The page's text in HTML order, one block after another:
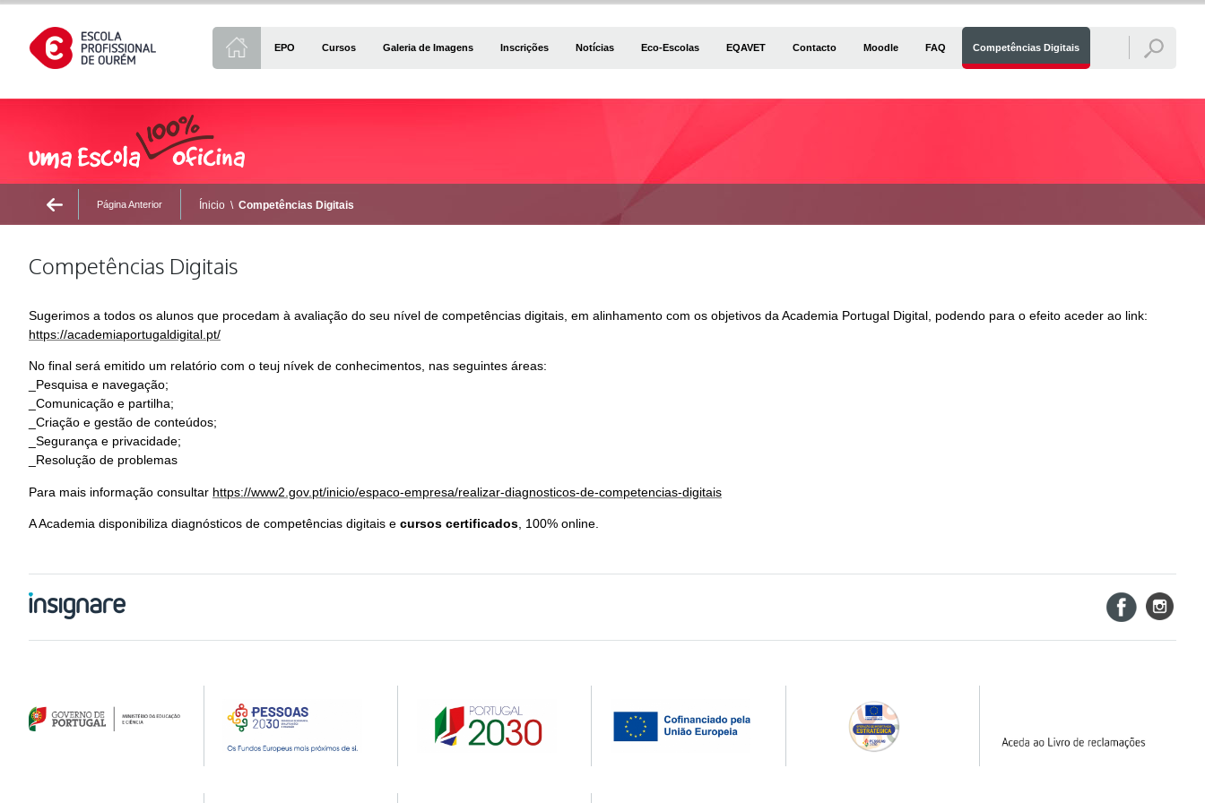
EPO Cursos Galeria de Imagens Inscrições Notícias Eco-Escolas EQAVET Contacto Moodle FAQ Competências Digitais
Página Anterior Ínicio \ Competências Digitais
Competências Digitais
Sugerimos a todos os alunos que procedam à avaliação do seu nível de competências digitais, em alinhamento com os objetivos da Academia Portugal Digital, podendo para o efeito aceder ao link:
https://academiaportugaldigital.pt/
No final será emitido um relatório com o teuj nívek de conhecimentos, nas seguintes áreas:
_Pesquisa e navegação;
_Comunicação e partilha;
_Criação e gestão de conteúdos;
_Segurança e privacidade;
_Resolução de problemas
Para mais informação consultar https://www2.gov.pt/inicio/espaco-empresa/realizar-diagnosticos-de-competencias-digitais
A Academia disponibiliza diagnósticos de competências digitais e cursos certificados , 100% online.